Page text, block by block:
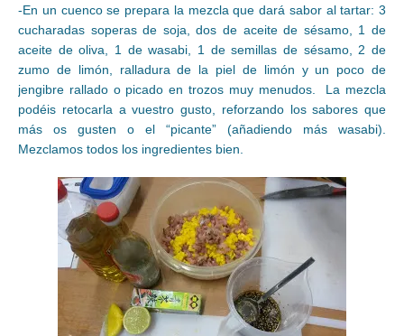
-En un cuenco se prepara la mezcla que dará sabor al tartar: 3
cucharadas soperas de soja, dos de aceite de sésamo, 1 de
aceite de oliva, 1 de wasabi, 1 de semillas de sésamo, 2 de
zumo de limón, ralladura de la piel de limón y un poco de
jengibre rallado o picado en trozos muy menudos. La mezcla
podéis retocarla a vuestro gusto, reforzando los sabores que
más os gusten o el “picante” (añadiendo más wasabi).
Mezclamos todos los ingredientes bien.